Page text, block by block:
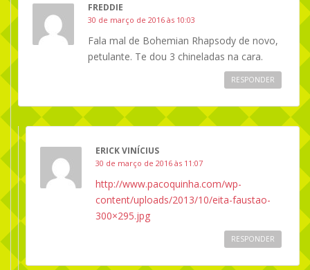
FREDDIE
30 de março de 2016 às 10:03
Fala mal de Bohemian Rhapsody de novo,
petulante. Te dou 3 chineladas na cara.
RESPONDER
ERICK VINÍCIUS
30 de março de 2016 às 11:07
http://www.pacoquinha.com/wp-
content/uploads/2013/10/eita-faustao-
300×295.jpg
RESPONDER